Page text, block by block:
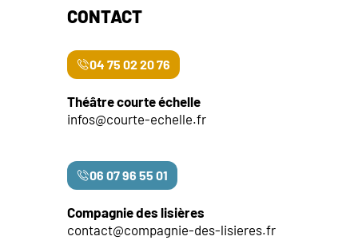
CONTACT
04 75 02 20 76
Théâtre courte échelle
infos@courte-echelle.fr
06 07 96 55 01
Compagnie des lisières
contact@compagnie-des-lisieres.fr